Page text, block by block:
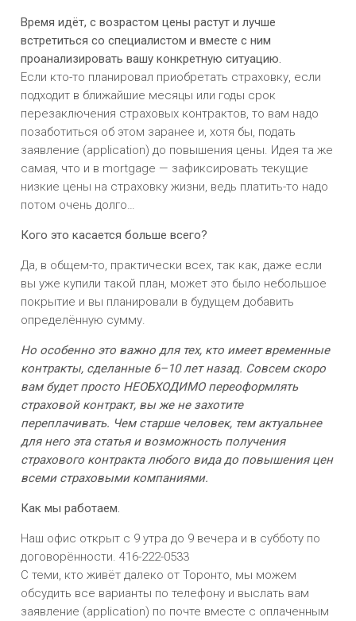
Время идёт, с возрастом цены растут и лучше
встретиться со специалистом и вместе с ним
проанализировать вашу конкретную ситуацию.
Если кто-то планировал приобретать страховку, если
подходит в ближайшие месяцы или годы срок
перезаключения страховых контрактов, то вам надо
позаботиться об этом заранее и, хотя бы, подать
заявление (application) до повышения цены. Идея та же
самая, что и в mortgage — зафиксировать текущие
низкие цены на страховку жизни, ведь платить-то надо
потом очень долго…
Кого это касается больше всего?
Да, в общем-то, практически всех, так как, даже если
вы уже купили такой план, может это было небольшое
покрытие и вы планировали в будущем добавить
определённую сумму.
Но особенно это важно для тех, кто имеет временные
контракты, сделанные 6–10 лет назад. Совсем скоро
вам будет просто НЕОБХОДИМО переоформлять
страховой контракт, вы же не захотите
переплачивать. Чем старше человек, тем актуальнее
для него эта статья и возможность получения
страхового контракта любого вида до повышения цен
всеми страховыми компаниями.
Как мы работаем.
Наш офис открыт с 9 утра до 9 вечера и в субботу по
договорённости. 416-222-0533
С теми, кто живёт далеко от Торонто, мы можем
обсудить все варианты по телефону и выслать вам
заявление (application) по почте вместе с оплаченным